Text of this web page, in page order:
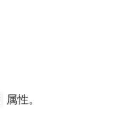
属性。